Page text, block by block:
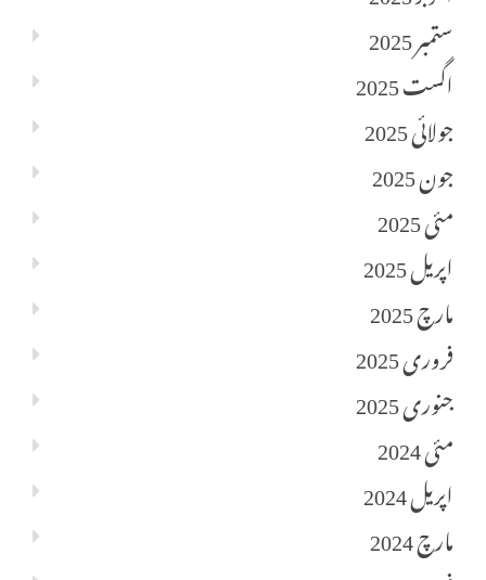
ستمبر 2025
اگست 2025
جولائی 2025
جون 2025
مئی 2025
اپریل 2025
مارچ 2025
فروری 2025
جنوری 2025
مئی 2024
اپریل 2024
مارچ 2024